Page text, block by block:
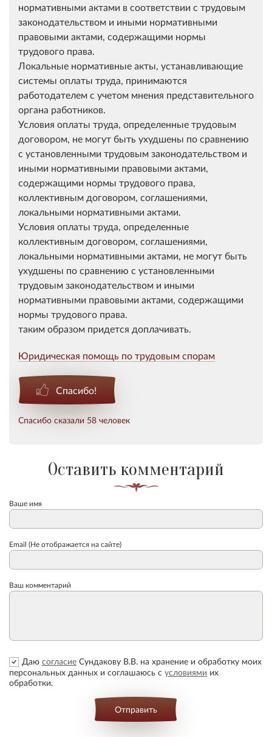
нормативными актами в соответствии с трудовым
законодательством и иными нормативными
правовыми актами, содержащими нормы
трудового права.
Локальные нормативные акты, устанавливающие
системы оплаты труда, принимаются
работодателем с учетом мнения представительного
органа работников.
Условия оплаты труда, определенные трудовым
договором, не могут быть ухудшены по сравнению
с установленными трудовым законодательством и
иными нормативными правовыми актами,
содержащими нормы трудового права,
коллективным договором, соглашениями,
локальными нормативными актами.
Условия оплаты труда, определенные
коллективным договором, соглашениями,
локальными нормативными актами, не могут быть
ухудшены по сравнению с установленными
трудовым законодательством и иными
нормативными правовыми актами, содержащими
нормы трудового права.
таким образом придется доплачивать.
Юридическая помощь по трудовым спорам
Спасибо!
Спасибо сказали 58 человек
Оставить комментарий
Ваше имя
Email (Не отображается на сайте)
Ваш комментарий
Даю согласие Сундакову В.В. на хранение и обработку моих
персональных данных и соглашаюсь с условиями их
обработки.
Отправить